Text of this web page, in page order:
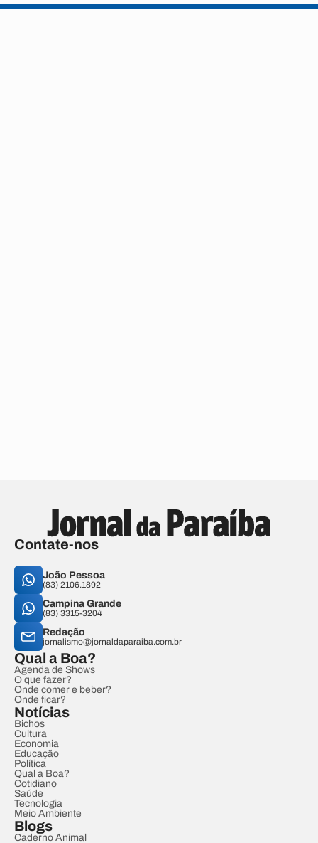
Contate-nos
João Pessoa
(83) 2106.1892
Campina Grande
(83) 3315-3204
Redação
jornalismo@jornaldaparaiba.com.br
Qual a Boa?
Agenda de Shows
O que fazer?
Onde comer e beber?
Onde ficar?
Notícias
Bichos
Cultura
Economia
Educação
Política
Qual a Boa?
Cotidiano
Saúde
Tecnologia
Meio Ambiente
Blogs
Caderno Animal